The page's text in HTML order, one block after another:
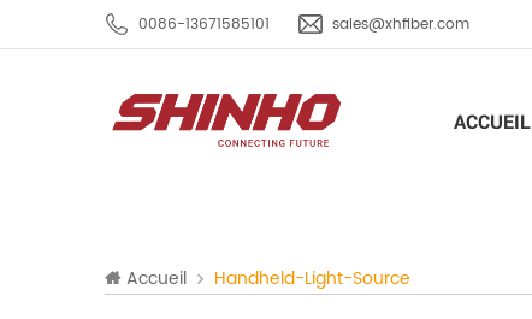
0086-13671585101 sales@xhfiber.com
ACCUEIL
Accueil Handheld-Light-Source